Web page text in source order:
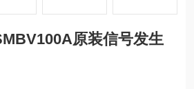
原装信号发生